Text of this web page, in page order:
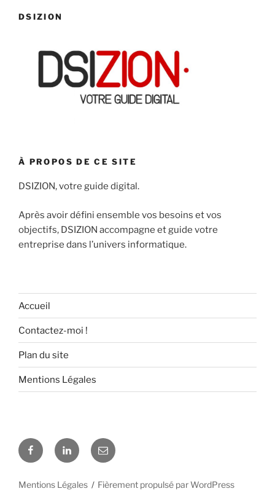
DSIZION
À PROPOS DE CE SITE
DSIZION, votre guide digital.
Après avoir défini ensemble vos besoins et vos
objectifs, DSIZION accompagne et guide votre
entreprise dans l’univers informatique.
Accueil
Contactez-moi !
Plan du site
Mentions Légales
FacebookLinkedinE-
mail
Mentions Légales Fièrement propulsé par WordPress